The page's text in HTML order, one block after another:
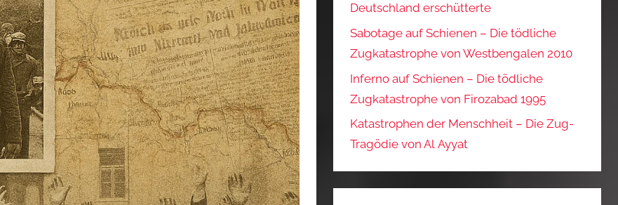
Deutschland erschütterte
Sabotage auf Schienen – Die tödliche
Zugkatastrophe von Westbengalen 2010
Inferno auf Schienen – Die tödliche
Zugkatastrophe von Firozabad 1995
Katastrophen der Menschheit – Die Zug-
Tragödie von Al Ayyat